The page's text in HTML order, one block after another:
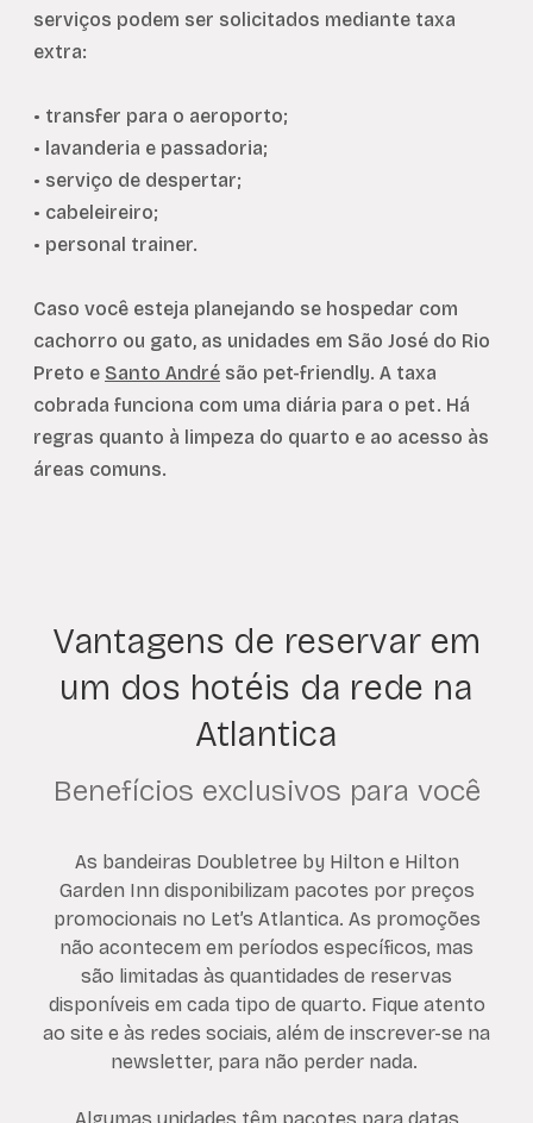
serviços podem ser solicitados mediante taxa
extra:
• transfer para o aeroporto;
• lavanderia e passadoria;
• serviço de despertar;
• cabeleireiro;
• personal trainer.
Caso você esteja planejando se hospedar com
cachorro ou gato, as unidades em São José do Rio
Preto e Santo André são pet-friendly. A taxa
cobrada funciona com uma diária para o pet. Há
regras quanto à limpeza do quarto e ao acesso às
áreas comuns.
Vantagens de reservar em
um dos hotéis da rede na
Atlantica
Benefícios exclusivos para você
As bandeiras Doubletree by Hilton e Hilton
Garden Inn disponibilizam pacotes por preços
promocionais no Let’s Atlantica. As promoções
não acontecem em períodos específicos, mas
são limitadas às quantidades de reservas
disponíveis em cada tipo de quarto. Fique atento
ao site e às redes sociais, além de inscrever-se na
newsletter, para não perder nada.
Algumas unidades têm pacotes para datas